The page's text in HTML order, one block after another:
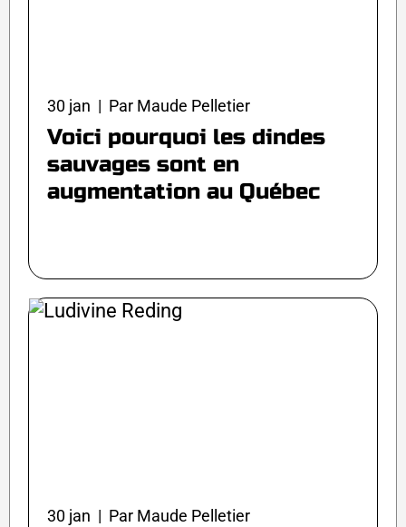
30 jan | Par Maude Pelletier
Voici pourquoi les dindes
sauvages sont en
augmentation au Québec
30 jan | Par Maude Pelletier